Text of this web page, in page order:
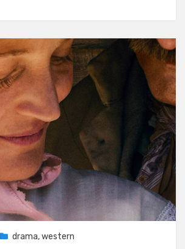
drama,western